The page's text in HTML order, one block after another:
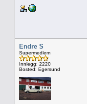
Endre S
Supermedlem
Innlegg: 2220
Bosted: Egersund